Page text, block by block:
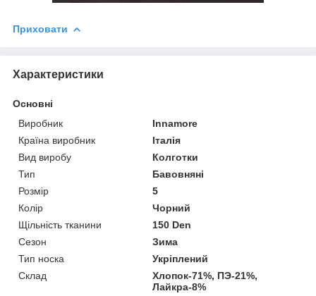
Приховати
Характеристики
Основні
Виробник
Innamore
Країна виробник
Італія
Вид виробу
Колготки
Тип
Бавовняні
Розмір
5
Колір
Чорний
Щільність тканини
150 Den
Сезон
Зима
Тип носка
Укріплений
Склад
Хлопок-71%, ПЭ-21%,
Лайкра-8%